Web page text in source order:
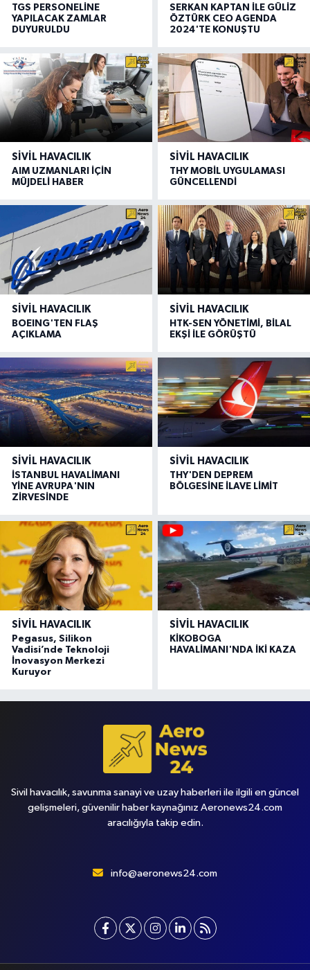
TGS PERSONELİNE
YAPILACAK ZAMLAR
DUYURULDU
SERKAN KAPTAN İLE GÜLİZ
ÖZTÜRK CEO AGENDA
2024'TE KONUŞTU
SIVIL HAVACILIK
AIM UZMANLARI İÇİN
MÜJDELİ HABER
SIVIL HAVACILIK
THY MOBİL UYGULAMASI
GÜNCELLENDİ
SIVIL HAVACILIK
BOEING'TEN FLAŞ
AÇIKLAMA
SIVIL HAVACILIK
HTK-SEN YÖNETİMİ, BİLAL
EKŞİ İLE GÖRÜŞTÜ
SIVIL HAVACILIK
İSTANBUL HAVALİMANI
YİNE AVRUPA'NIN
ZİRVESİNDE
SIVIL HAVACILIK
THY'DEN DEPREM
BÖLGESİNE İLAVE LİMİT
SIVIL HAVACILIK
Pegasus, Silikon
Vadisi’nde Teknoloji
İnovasyon Merkezi
Kuruyor
SIVIL HAVACILIK
KİKOBOGA
HAVALİMANI'NDA İKİ KAZA
Sivil havacılık, savunma sanayi ve uzay haberleri ile ilgili en güncel
gelişmeleri, güvenilir haber kaynağınız Aeronews24.com
aracılığıyla takip edin.
info@aeronews24.com